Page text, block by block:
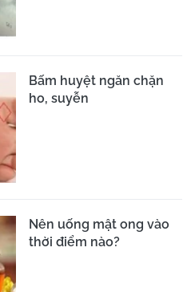
Bấm huyệt ngăn chặn
ho, suyễn
Nên uống mật ong vào
thời điểm nào?